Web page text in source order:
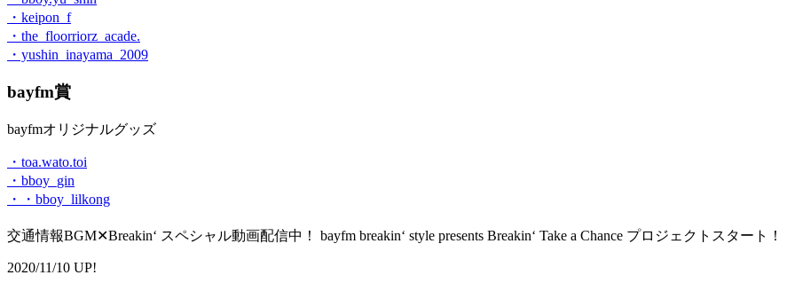
・keipon_f
・the_floorriorz_acade.
・yushin_inayama_2009
bayfm賞
bayfmオリジナルグッズ
・toa.wato.toi
・bboy_gin
・・bboy_lilkong
交通情報BGM✕Breakin‘ スペシャル動画配信中！ bayfm breakin‘ style presents Breakin‘ Take a Chance プロジェクトスタート！
2020/11/10 UP!